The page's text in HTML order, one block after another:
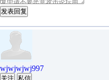
发表回复
wjwjwjwj997
关注 私信